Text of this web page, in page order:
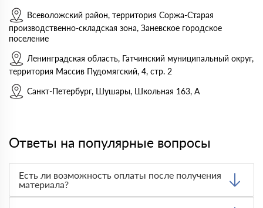
Всеволожский район, территория Соржа-Старая
производственно-складская зона, Заневское городское
поселение
Ленинградская область, Гатчинский муниципальный округ,
территория Массив Пудомягский, 4, стр. 2
Санкт-Петербург, Шушары, Школьная 163, А
Ответы на популярные вопросы
Есть ли возможность оплаты после получения
материала?